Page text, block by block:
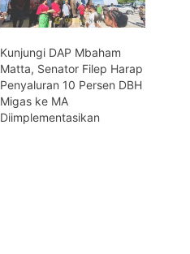
Kunjungi DAP Mbaham
Matta, Senator Filep Harap
Penyaluran 10 Persen DBH
Migas ke MA
Diimplementasikan